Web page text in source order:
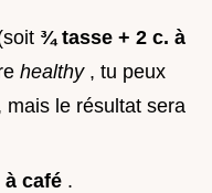
¾ tasse + 2 c. à
healthy , tu peux
mais le résultat sera
café .